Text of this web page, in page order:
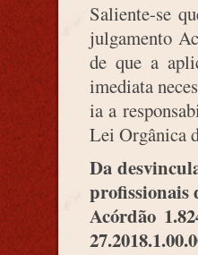
Saliente-se
julgamento
de que a
imediata
ia a
Lei Orgânica
Da
profissionais
Acórdão